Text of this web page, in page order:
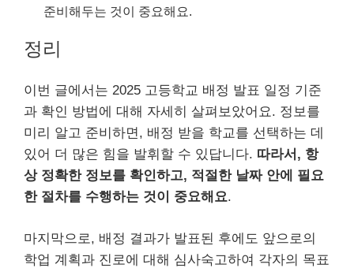
준비해두는 것이 중요해요.
정리
이번 글에서는 2025 고등학교 배정 발표 일정 기준
과 확인 방법에 대해 자세히 살펴보았어요. 정보를
미리 알고 준비하면, 배정 받을 학교를 선택하는 데
있어 더 많은 힘을 발휘할 수 있답니다. 따라서, 항
상 정확한 정보를 확인하고, 적절한 날짜 안에 필요
한 절차를 수행하는 것이 중요해요.
마지막으로, 배정 결과가 발표된 후에도 앞으로의
학업 계획과 진로에 대해 심사숙고하여 각자의 목표